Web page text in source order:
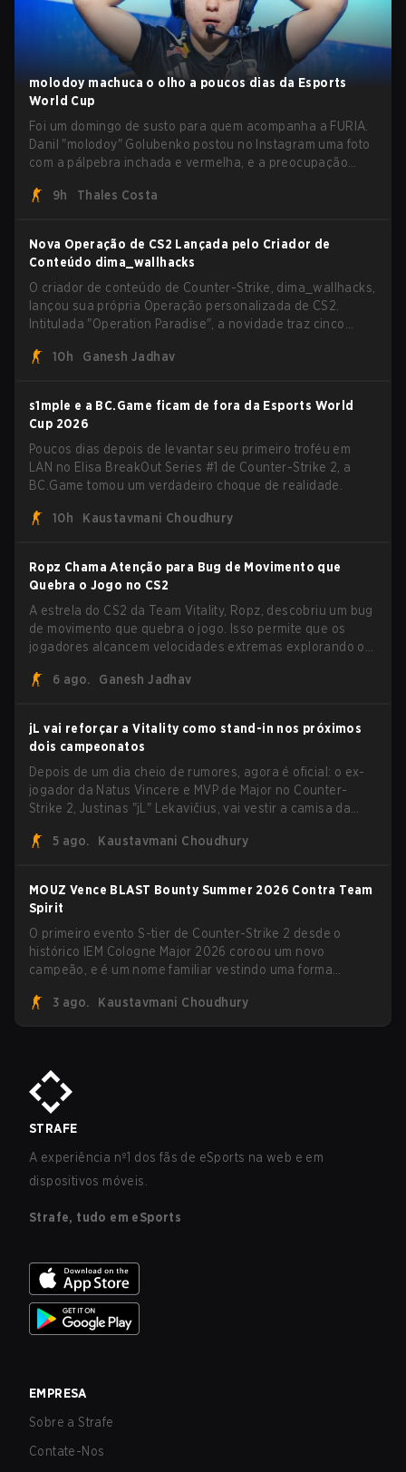
molodoy machuca o olho a poucos dias da Esports
World Cup
Foi um domingo de susto para quem acompanha a FURIA.
Danil "molodoy" Golubenko postou no Instagram uma foto
com a pálpebra inchada e vermelha, e a preocupação
instantaneamente.
9h Thales Costa
Nova Operação de CS2 Lançada pelo Criador de
Conteúdo dima_wallhacks
O criador de conteúdo de Counter-Strike, dima_wallhacks,
lançou sua própria Operação personalizada de CS2.
Intitulada "Operation Paradise", a novidade traz cinco
cosméticos e muito mais.
10h Ganesh Jadhav
s1mple e a BC.Game ficam de fora da Esports World
Cup 2026
Poucos dias depois de levantar seu primeiro troféu em
LAN no Elisa BreakOut Series #1 de Counter-Strike 2, a
BC.Game tomou um verdadeiro choque de realidade.
10h Kaustavmani Choudhury
Ropz Chama Atenção para Bug de Movimento que
Quebra o Jogo no CS2
A estrela do CS2 da Team Vitality, Ropz, descobriu um bug
de movimento que quebra o jogo. Isso permite que os
jogadores alcancem velocidades extremas explorando o
6 ago.
Ganesh Jadhav
jL vai reforçar a Vitality como stand-in nos próximos
dois campeonatos
Depois de um dia cheio de rumores, agora é oficial: o ex-
jogador da Natus Vincere e MVP de Major no Counter-
Strike 2, Justinas "jL" Lekavičius, vai vestir a camisa da
Bucharest.
5 ago. Kaustavmani Choudhury
MOUZ Vence BLAST Bounty Summer 2026 Contra Team
Spirit
O primeiro evento S-tier de Counter-Strike 2 desde o
histórico IEM Cologne Major 2026 coroou um novo
campeão, e é um nome familiar vestindo uma forma
shuffles, avançou pela Team Spirit em uma série
dominante por 3-1 para erguer o troféu do BLAST Bounty
3 ago. Kaustavmani Choudhury
STRAFE
A experiência nº1 dos fãs de eSports na web e em
dispositivos móveis.
Strafe, tudo em eSports
EMPRESA
Sobre a Strafe
Contate-Nos